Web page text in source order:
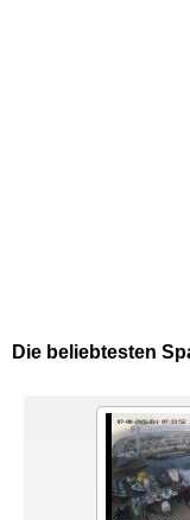
Die beliebtesten